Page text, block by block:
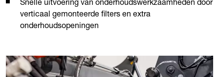
verticaal gemonteerde filters en extra
onderhoudsopeningen